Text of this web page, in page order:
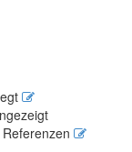
Referenzen